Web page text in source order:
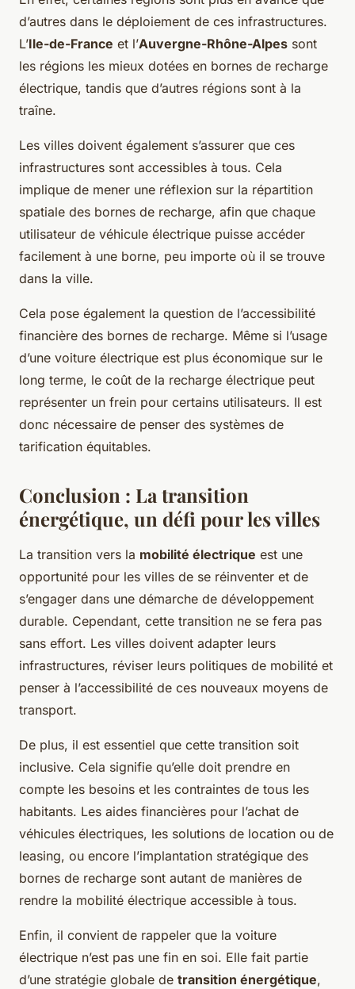
d’autres dans le déploiement de ces infrastructures.
L’Ile-de-France et l’Auvergne-Rhône-Alpes sont
les régions les mieux dotées en bornes de recharge
électrique, tandis que d’autres régions sont à la
traîne.
Les villes doivent également s’assurer que ces
infrastructures sont accessibles à tous. Cela
implique de mener une réflexion sur la répartition
spatiale des bornes de recharge, afin que chaque
utilisateur de véhicule électrique puisse accéder
facilement à une borne, peu importe où il se trouve
dans la ville.
Cela pose également la question de l’accessibilité
financière des bornes de recharge. Même si l’usage
d’une voiture électrique est plus économique sur le
long terme, le coût de la recharge électrique peut
représenter un frein pour certains utilisateurs. Il est
donc nécessaire de penser des systèmes de
tarification équitables.
Conclusion : La transition
énergétique, un défi pour les villes
La transition vers la mobilité électrique est une
opportunité pour les villes de se réinventer et de
s’engager dans une démarche de développement
durable. Cependant, cette transition ne se fera pas
sans effort. Les villes doivent adapter leurs
infrastructures, réviser leurs politiques de mobilité et
penser à l’accessibilité de ces nouveaux moyens de
transport.
De plus, il est essentiel que cette transition soit
inclusive. Cela signifie qu’elle doit prendre en
compte les besoins et les contraintes de tous les
habitants. Les aides financières pour l’achat de
véhicules électriques, les solutions de location ou de
leasing, ou encore l’implantation stratégique des
bornes de recharge sont autant de manières de
rendre la mobilité électrique accessible à tous.
Enfin, il convient de rappeler que la voiture
électrique n’est pas une fin en soi. Elle fait partie
d’une stratégie globale de transition énergétique,